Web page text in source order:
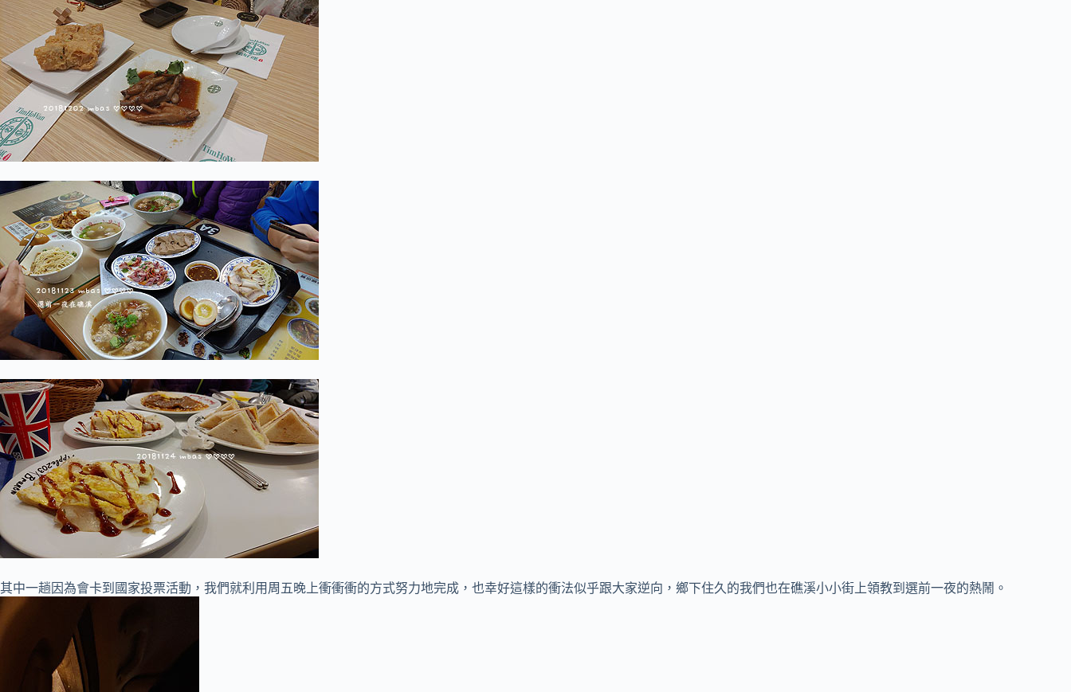
其中一趟因為會卡到國家投票活動，我們就利用周五晚上衝衝衝的方式努力地完成，也幸好這樣的衝法似乎跟大家逆向，鄉下住久的我們也在礁溪小小街上領教到選前一夜的熱鬧。